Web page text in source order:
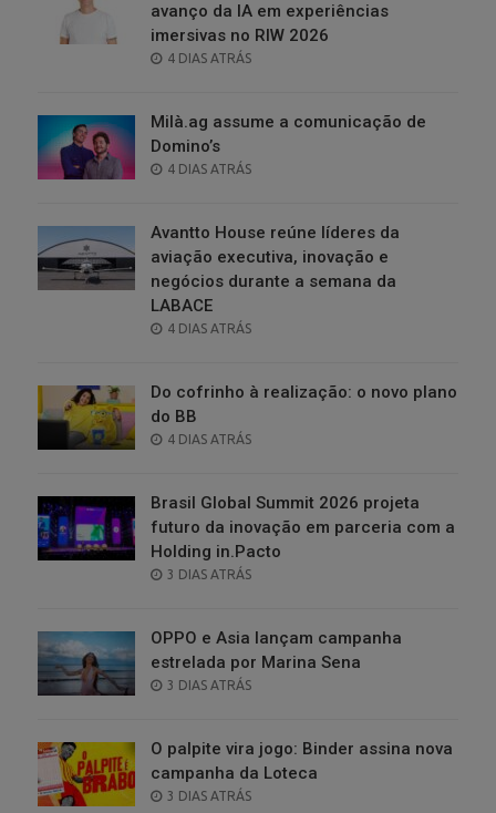
avanço da IA em experiências
imersivas no RIW 2026
POSTED
4 DIAS ATRÁS
Milà.ag assume a comunicação de
Domino’s
POSTED
4 DIAS ATRÁS
Avantto House reúne líderes da
aviação executiva, inovação e
negócios durante a semana da
LABACE
POSTED
4 DIAS ATRÁS
Do cofrinho à realização: o novo plano
do BB
POSTED
4 DIAS ATRÁS
Brasil Global Summit 2026 projeta
futuro da inovação em parceria com a
Holding in.Pacto
POSTED
3 DIAS ATRÁS
OPPO e Asia lançam campanha
estrelada por Marina Sena
POSTED
3 DIAS ATRÁS
O palpite vira jogo: Binder assina nova
campanha da Loteca
POSTED
3 DIAS ATRÁS